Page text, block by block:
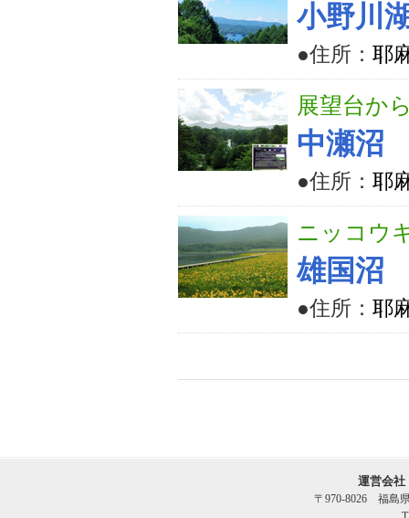
小野川
●住所： 耶
展望台か
中瀬沼
●住所： 耶
ニッコウ
雄国沼
●住所： 耶
運営会
〒970-8026 福島